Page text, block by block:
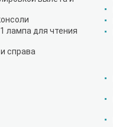
лампа для чтения
справа